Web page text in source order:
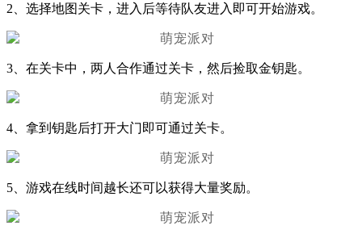
2、选择地图关卡，进入后等待队友进入即可开始游戏。
3、在关卡中，两人合作通过关卡，然后捡取金钥匙。
4、拿到钥匙后打开大门即可通过关卡。
5、游戏在线时间越长还可以获得大量奖励。